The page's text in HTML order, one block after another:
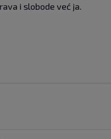
i slobode već ja.